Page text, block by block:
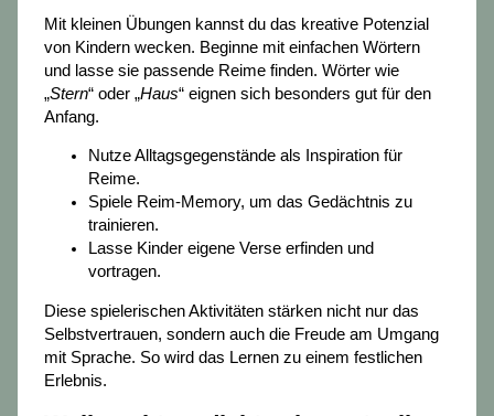
Mit kleinen Übungen kannst du das kreative Potenzial
von Kindern wecken. Beginne mit einfachen Wörtern
und lasse sie passende Reime finden. Wörter wie
„Stern“ oder „Haus“ eignen sich besonders gut für den
Anfang.
Nutze Alltagsgegenstände als Inspiration für
Reime.
Spiele Reim-Memory, um das Gedächtnis zu
trainieren.
Lasse Kinder eigene Verse erfinden und
vortragen.
Diese spielerischen Aktivitäten stärken nicht nur das
Selbstvertrauen, sondern auch die Freude am Umgang
mit Sprache. So wird das Lernen zu einem festlichen
Erlebnis.